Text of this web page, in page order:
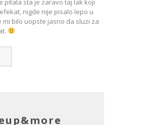
pitala sta je zaravo taj lak koji
nigde nije pisalo lepo u
mi bilo uopste jasno da sluzi za